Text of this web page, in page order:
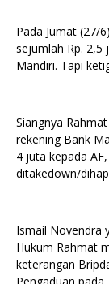
Pada Jumat (27/
sejumlah Rp. 2,5
Mandiri. Tapi
Siangnya
rekening Bank
4 juta kepada
ditakedown/
Ismail Novendra
Hukum Rahmat
keterangan